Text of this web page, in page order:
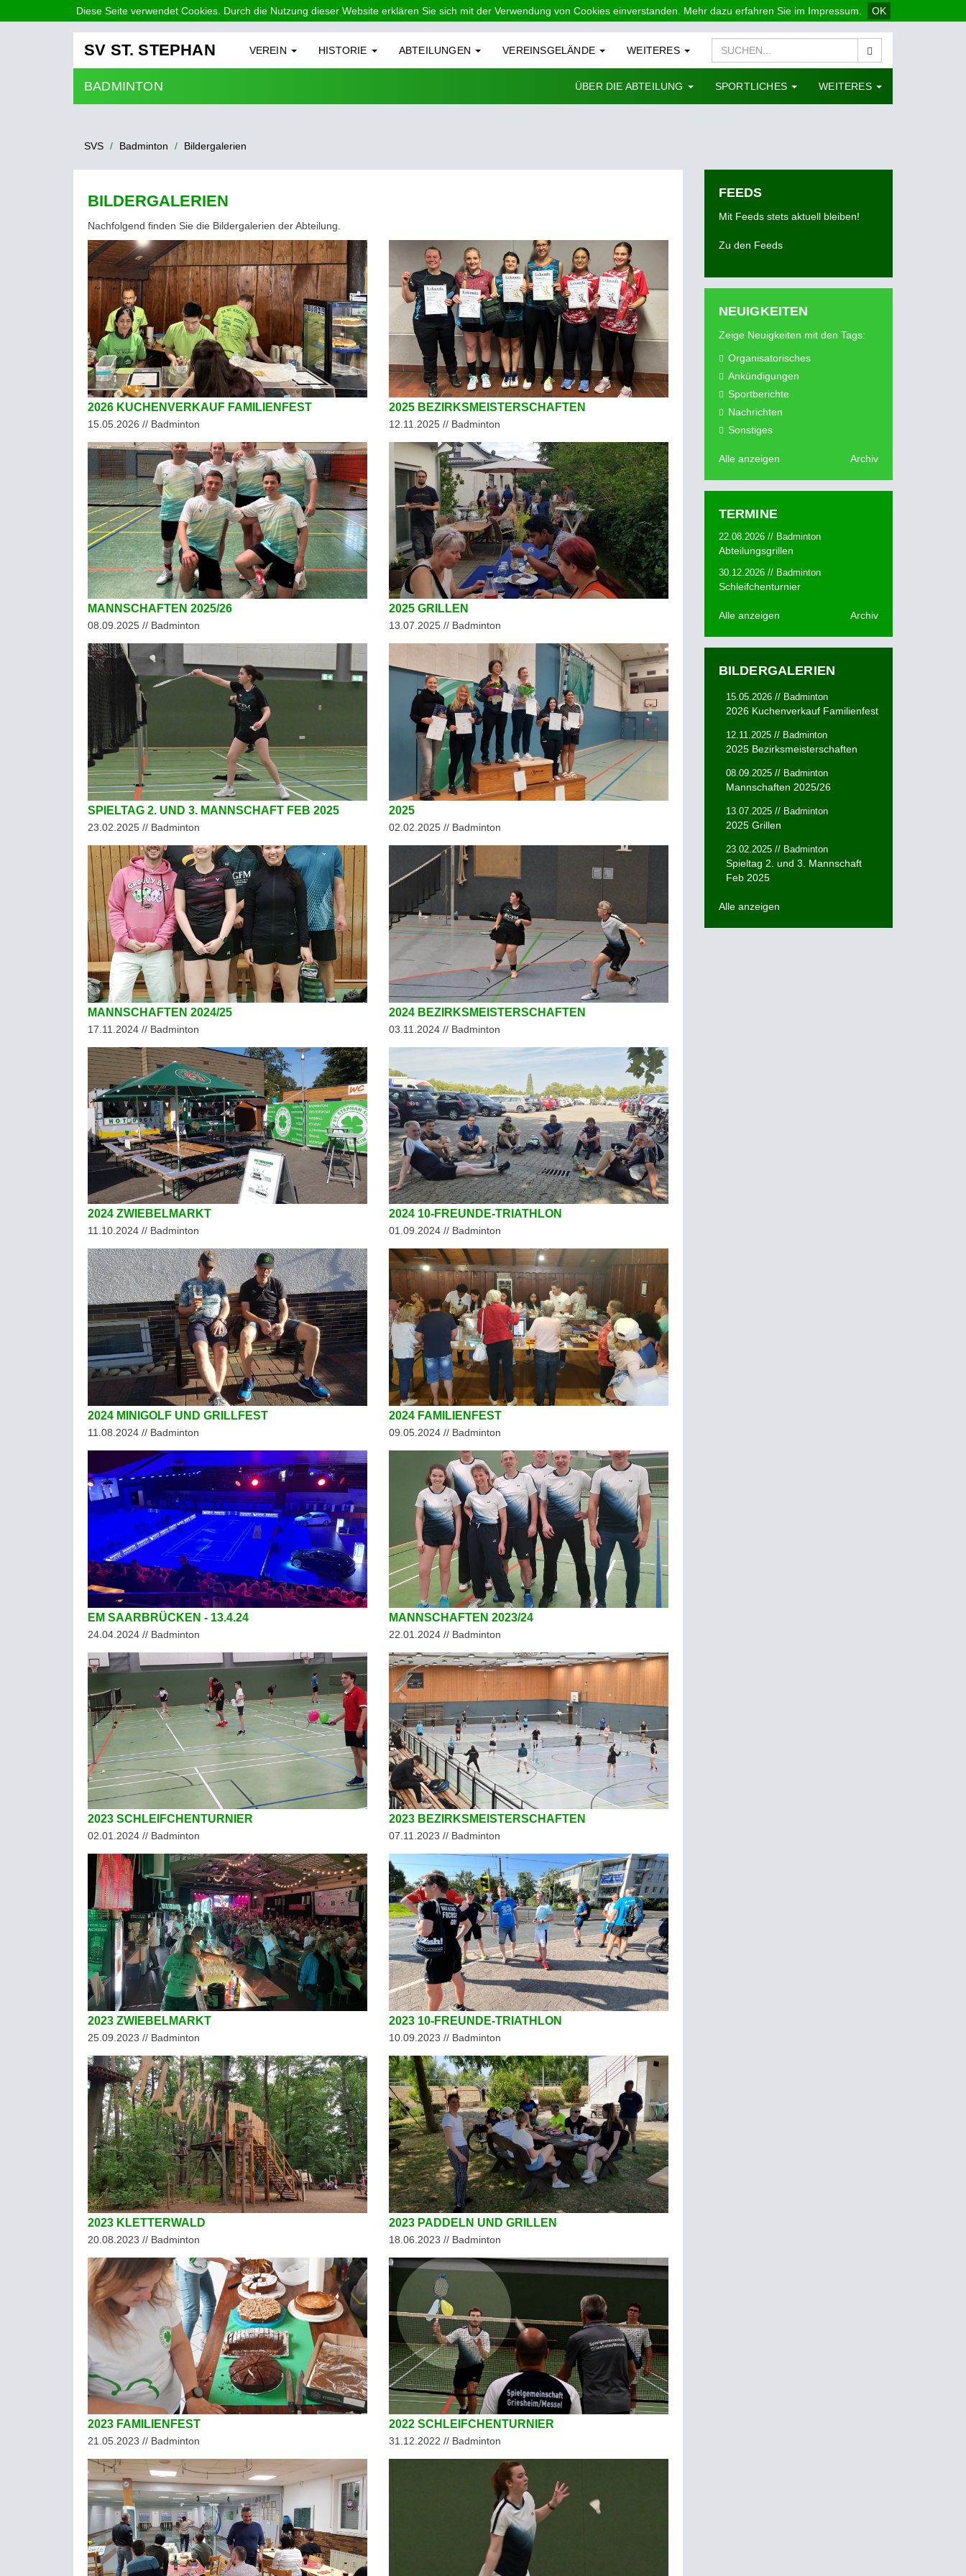
Diese Seite verwendet Cookies. Durch die Nutzung dieser Website erklären Sie sich mit der Verwendung von Cookies einverstanden. Mehr dazu erfahren Sie im Impressum. OK
SV ST. STEPHAN VEREIN HISTORIE ABTEILUNGEN VEREINSGELÄNDE WEITERES
BADMINTON ÜBER DIE ABTEILUNG SPORTLICHES WEITERES
SVS Badminton Bildergalerien
BILDERGALERIEN
Nachfolgend finden Sie die Bildergalerien der Abteilung.
2026 KUCHENVERKAUF FAMILIENFEST
15.05.2026 // Badminton
2025 BEZIRKSMEISTERSCHAFTEN
12.11.2025 // Badminton
MANNSCHAFTEN 2025/26
08.09.2025 // Badminton
2025 GRILLEN
13.07.2025 // Badminton
SPIELTAG 2. UND 3. MANNSCHAFT FEB 2025
23.02.2025 // Badminton
2025
02.02.2025 // Badminton
MANNSCHAFTEN 2024/25
17.11.2024 // Badminton
2024 BEZIRKSMEISTERSCHAFTEN
03.11.2024 // Badminton
2024 ZWIEBELMARKT
11.10.2024 // Badminton
2024 10-FREUNDE-TRIATHLON
01.09.2024 // Badminton
2024 MINIGOLF UND GRILLFEST
11.08.2024 // Badminton
2024 FAMILIENFEST
09.05.2024 // Badminton
EM SAARBRÜCKEN - 13.4.24
24.04.2024 // Badminton
MANNSCHAFTEN 2023/24
22.01.2024 // Badminton
2023 SCHLEIFCHENTURNIER
02.01.2024 // Badminton
2023 BEZIRKSMEISTERSCHAFTEN
07.11.2023 // Badminton
2023 ZWIEBELMARKT
25.09.2023 // Badminton
2023 10-FREUNDE-TRIATHLON
10.09.2023 // Badminton
2023 KLETTERWALD
20.08.2023 // Badminton
2023 PADDELN UND GRILLEN
18.06.2023 // Badminton
2023 FAMILIENFEST
21.05.2023 // Badminton
2022 SCHLEIFCHENTURNIER
31.12.2022 // Badminton
FEEDS
Mit Feeds stets aktuell bleiben!
Zu den Feeds
NEUIGKEITEN
Zeige Neuigkeiten mit den Tags:
Organisatorisches
Ankündigungen
Sportberichte
Nachrichten
Sonstiges
Alle anzeigen Archiv
TERMINE
22.08.2026 // Badminton
Abteilungsgrillen
30.12.2026 // Badminton
Schleifchenturnier
Alle anzeigen Archiv
BILDERGALERIEN
15.05.2026 // Badminton
2026 Kuchenverkauf Familienfest
12.11.2025 // Badminton
2025 Bezirksmeisterschaften
08.09.2025 // Badminton
Mannschaften 2025/26
13.07.2025 // Badminton
2025 Grillen
23.02.2025 // Badminton
Spieltag 2. und 3. Mannschaft
Feb 2025
Alle anzeigen